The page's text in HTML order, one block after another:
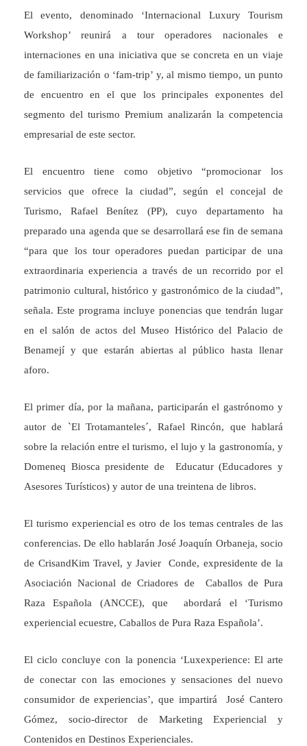
El evento, denominado ‘Internacional Luxury Tourism
Workshop’ reunirá a tour operadores nacionales e
internaciones en una iniciativa que se concreta en un viaje
de familiarización o ‘fam-trip’ y, al mismo tiempo, un punto
de encuentro en el que los principales exponentes del
segmento del turismo Premium analizarán la competencia
empresarial de este sector.
El encuentro tiene como objetivo “promocionar los
servicios que ofrece la ciudad”, según el concejal de
Turismo, Rafael Benítez (PP), cuyo departamento ha
preparado una agenda que se desarrollará ese fin de semana
“para que los tour operadores puedan participar de una
extraordinaria experiencia a través de un recorrido por el
patrimonio cultural, histórico y gastronómico de la ciudad”,
señala. Este programa incluye ponencias que tendrán lugar
en el salón de actos del Museo Histórico del Palacio de
Benamejí y que estarán abiertas al público hasta llenar
aforo.
El primer día, por la mañana, participarán el gastrónomo y
autor de `El Trotamanteles´, Rafael Rincón, que hablará
sobre la relación entre el turismo, el lujo y la gastronomía, y
Domeneq Biosca presidente de Educatur (Educadores y
Asesores Turísticos) y autor de una treintena de libros.
El turismo experiencial es otro de los temas centrales de las
conferencias. De ello hablarán José Joaquín Orbaneja, socio
de CrisandKim Travel, y Javier Conde, expresidente de la
Asociación Nacional de Criadores de Caballos de Pura
Raza Española (ANCCE), que abordará el ‘Turismo
experiencial ecuestre, Caballos de Pura Raza Española’.
El ciclo concluye con la ponencia ‘Luxexperience: El arte
de conectar con las emociones y sensaciones del nuevo
consumidor de experiencias’, que impartirá José Cantero
Gómez, socio-director de Marketing Experiencial y
Contenidos en Destinos Experienciales.